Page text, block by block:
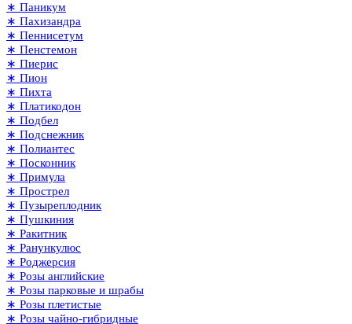
∗ Паникум
∗ Пахизандра
∗ Пеннисетум
∗ Пенстемон
∗ Пиерис
∗ Пион
∗ Пихта
∗ Платикодон
∗ Подбел
∗ Подснежник
∗ Полиантес
∗ Посконник
∗ Примула
∗ Прострел
∗ Пузыреплодник
∗ Пушкиния
∗ Ракитник
∗ Ранункулюс
∗ Роджерсия
∗ Розы английские
∗ Розы парковые и шрабы
∗ Розы плетистые
∗ Розы чайно-гибридные